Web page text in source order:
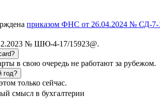
приказом ФНС от 26.04.2024 № СД-7-
№ ШЮ-4-17/15923@.
в свою очередь не работают за рубежом.
год?
только сейчас.
смысл в бухгалтерии